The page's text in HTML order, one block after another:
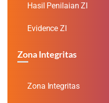
Hasil Penilaian ZI
Evidence ZI
Zona Integritas
Zona Integritas